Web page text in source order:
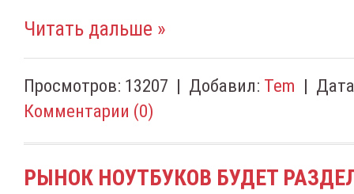
Читать дальше »
Просмотров: 13207 | Добавил: Tem |
Комментарии (0)
РЫНОК НОУТБУКОВ БУДЕТ